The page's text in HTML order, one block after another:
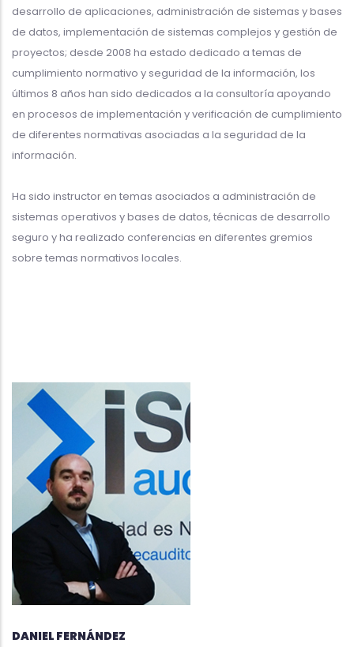
desarrollo de aplicaciones, administración de sistemas y bases
de datos, implementación de sistemas complejos y gestión de
proyectos; desde 2008 ha estado dedicado a temas de
cumplimiento normativo y seguridad de la información, los
últimos 8 años han sido dedicados a la consultoría apoyando
en procesos de implementación y verificación de cumplimiento
de diferentes normativas asociadas a la seguridad de la
información.
Ha sido instructor en temas asociados a administración de
sistemas operativos y bases de datos, técnicas de desarrollo
seguro y ha realizado conferencias en diferentes gremios
sobre temas normativos locales.
DANIEL FERNÁNDEZ